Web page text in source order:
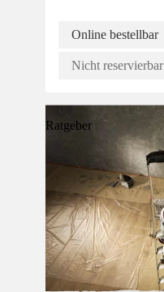
Online bestellbar
Nicht reservierbar
Ratgeber